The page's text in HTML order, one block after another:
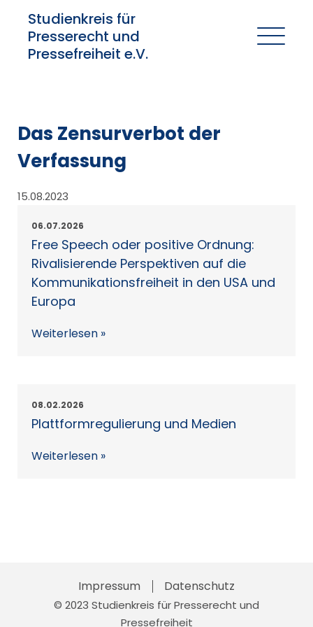
Studienkreis für
Presserecht und
Pressefreiheit e.V.
Das Zensurverbot der
Verfassung
15.08.2023
06.07.2026
Free Speech oder positive Ordnung:
Rivalisierende Perspektiven auf die
Kommunikationsfreiheit in den USA und
Europa
Weiterlesen »
08.02.2026
Plattformregulierung und Medien
Weiterlesen »
Skip
to
Impressum Datenschutz
© 2023 Studienkreis für Presserecht und
Pressefreiheit